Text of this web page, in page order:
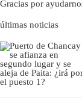
Gracias por
últimas noticias